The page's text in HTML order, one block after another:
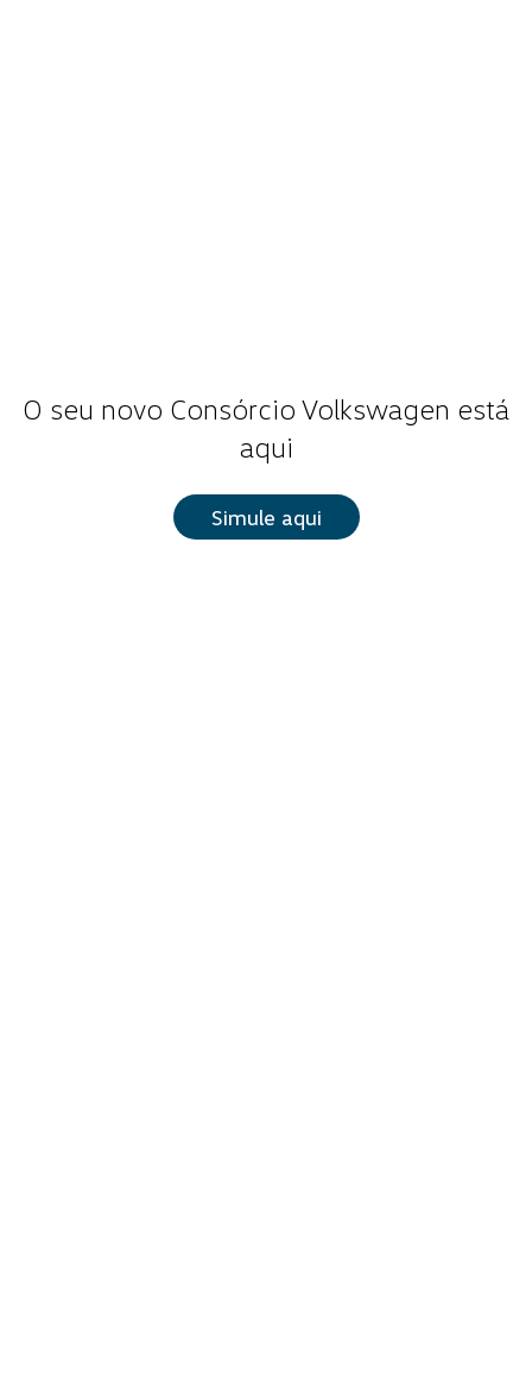
O seu novo Consórcio Volkswagen está
aqui
Simule aqui